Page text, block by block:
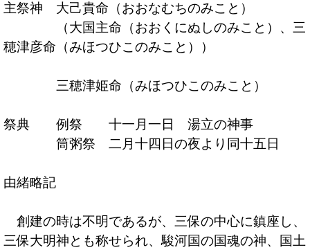
主祭神 大己貴命（おおなむちのみこと）
（大国主命（おおくにぬしのみこと）、三
穂津彦命（みほつひこのみこと））
三穂津姫命（みほつひこのみこと）
祭典 例祭 十一月一日 湯立の神事
筒粥祭 二月十四日の夜より同十五日
由緒略記
創建の時は不明であるが、三保の中心に鎮座し、
三保大明神とも称せられ、駿河国の国魂の神、国土